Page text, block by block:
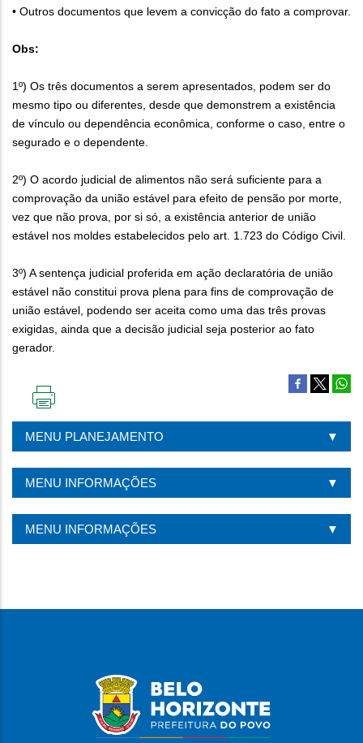
• Outros documentos que levem a convicção do fato a comprovar.
Obs:
1º) Os três documentos a serem apresentados, podem ser do
mesmo tipo ou diferentes, desde que demonstrem a existência
de vínculo ou dependência econômica, conforme o caso, entre o
segurado e o dependente.
2º) O acordo judicial de alimentos não será suficiente para a
comprovação da união estável para efeito de pensão por morte,
vez que não prova, por si só, a existência anterior de união
estável nos moldes estabelecidos pelo art. 1.723 do Código Civil.
3º) A sentença judicial proferida em ação declaratória de união
estável não constitui prova plena para fins de comprovação de
união estável, podendo ser aceita como uma das três provas
exigidas, ainda que a decisão judicial seja posterior ao fato
gerador.
PÁGINA
MENU PLANEJAMENTO
MENU INFORMAÇÕES
MENU INFORMAÇÕES